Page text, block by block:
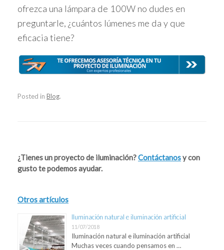
ofrezca una lámpara de 100W no dudes en
preguntarle, ¿cuántos lúmenes me da y que
eficacia tiene?
Posted in Blog.
¿Tienes un proyecto de iluminación?Contáctanosy con
gusto te podemos ayudar.
Otros artículos
Iluminación natural e iluminación artificial
11/07/2018
Iluminación natural e iluminación artificial
Muchas veces cuando pensamos en …